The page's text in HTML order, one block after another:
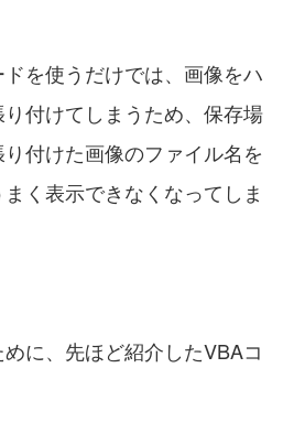
を使うだけでは、画像をハ
付けてしまうため、保存場
付けた画像のファイル名を
く表示できなくなってしま
に、先ほど紹介したVBAコ